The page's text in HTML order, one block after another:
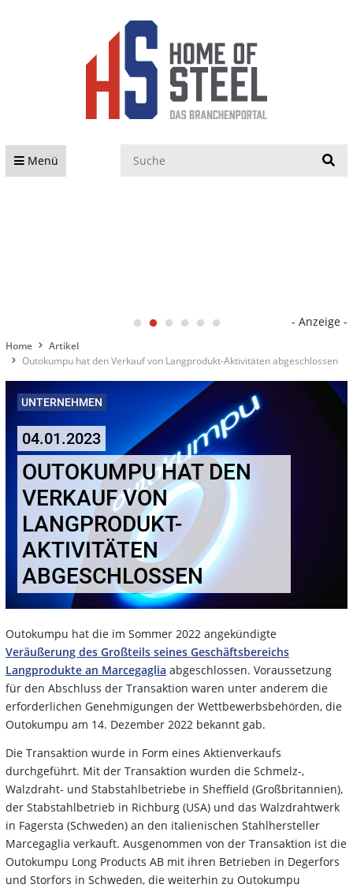
Menü
- Anzeige -
Home
Artikel
Outokumpu hat den Verkauf von Langprodukt-Aktivitäten abgeschlossen
UNTERNEHMEN
04.01.2023
OUTOKUMPU HAT DEN
VERKAUF VON
LANGPRODUKT-
AKTIVITÄTEN
ABGESCHLOSSEN
Outokumpu hat die im Sommer 2022 angekündigte
Veräußerung des Großteils seines Geschäftsbereichs
Langprodukte an Marcegaglia abgeschlossen. Voraussetzung
für den Abschluss der Transaktion waren unter anderem die
erforderlichen Genehmigungen der Wettbewerbsbehörden, die
Outokumpu am 14. Dezember 2022 bekannt gab.
Die Transaktion wurde in Form eines Aktienverkaufs
durchgeführt. Mit der Transaktion wurden die Schmelz-,
Walzdraht- und Stabstahlbetriebe in Sheffield (Großbritannien),
der Stabstahlbetrieb in Richburg (USA) und das Walzdrahtwerk
in Fagersta (Schweden) an den italienischen Stahlhersteller
Marcegaglia verkauft. Ausgenommen von der Transaktion ist die
Outokumpu Long Products AB mit ihren Betrieben in Degerfors
und Storfors in Schweden, die weiterhin zu Outokumpu